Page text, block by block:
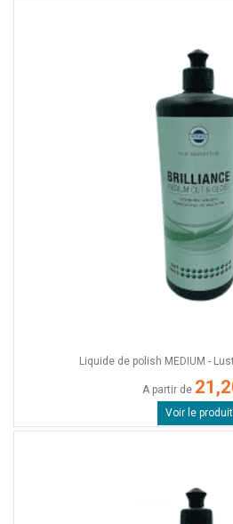
Liquide de polish MEDIUM -
A partir de
Voir le produit